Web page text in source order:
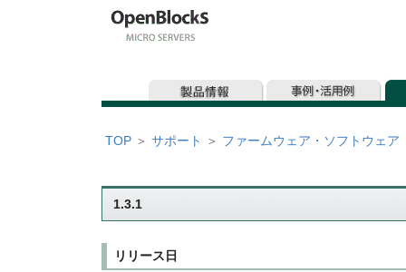
TOP ＞ サポート ＞ ファームウェア・ソフトウェア
1.3.1
リリース日